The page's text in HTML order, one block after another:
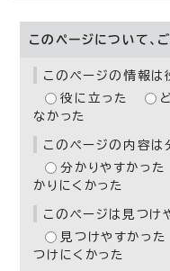
このページについて、
このページの情報は
役に立った
なかった
このページの内容は
分かりやすかった
かりにくかった
このページは見つけ
見つけやすかった
つけにくかった